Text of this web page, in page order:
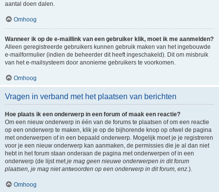
aantal doen dalen.
Omhoog
Wanneer ik op de e-maillink van een gebruiker klik, moet ik me aanmelden?
Alleen geregistreerde gebruikers kunnen gebruik maken van het ingebouwde
e-mailformulier (indien de beheerder dit heeft ingeschakeld). Dit om misbruik
van het e-mailsysteem door anonieme gebruikers te voorkomen.
Omhoog
Vragen in verband met het plaatsen van berichten
Hoe plaats ik een onderwerp in een forum of maak een reactie?
Om een nieuw onderwerp in één van de forums te plaatsen of om een reactie
op een onderwerp te maken, klik je op de bijhorende knop op ofwel de pagina
met onderwerpen of in een bepaald onderwerp. Mogelijk moet je je registreren
voor je een nieuw onderwerp kan aanmaken, de permissies die je al dan niet
hebt in het forum staan onderaan de pagina met onderwerpen of in een
onderwerp (de lijst metje mag geen nieuwe onderwerpen in dit forum
plaatsen, je mag niet antwoorden op een onderwerp in dit forum, enz.).
Omhoog